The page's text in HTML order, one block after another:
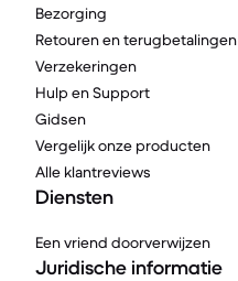
Bezorging
Retouren en terugbetalingen
Verzekeringen
Hulp en Support
Gidsen
Vergelijk onze producten
Alle klantreviews
Diensten
Een vriend doorverwijzen
Juridische informatie